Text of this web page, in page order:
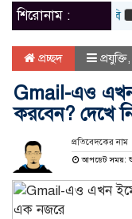
শিরোনাম :
শাস্তির দাবি
প্রচ্ছদ প্রযুক্তি
Gmail-এও এখন
করবেন? দেখে
প্রতিবেদকের নাম
আপডেট সময়: